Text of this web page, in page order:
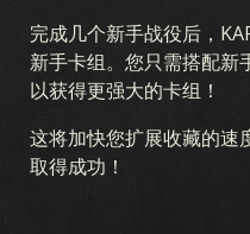
完成几个新手战役后，
新手卡组。您只需搭配新
以获得更强大的卡组！
这将加快您扩展收藏的速
取得成功！